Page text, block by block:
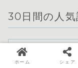
30日間の人気
ホーム シェア